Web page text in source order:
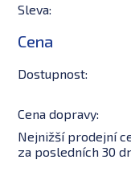
Sleva:
Cena
Dostupnost:
Cena dopravy:
Nejnižší prodejní
za posledních 30